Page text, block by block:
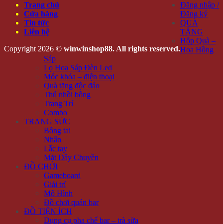
Trang chủ
Cửa hàng
Tin tức
Liên hệ
Copyright 2026 © winwinshop88. All rights reserved.
Đăng nhập /
Đăng ký
QUÀ
TẶNG
Hộp Quà –
Hoa Hồng
Sáp
Lọ Hoa Sáp Đèn Led
Móc khóa – điện thoại
Quà tặng độc đáo
Thú nhồi bông
Trang Trí
Combo
TRANG SỨC
Bông tai
Nhẫn
Lắc tay
Mặt Dây Chuyền
ĐỒ CHƠI
Gameboard
Giải trí
Mô Hình
Đồ chơi quán bar
ĐỒ TIỆN ÍCH
Dụng cụ pha chế bar – trà sữa